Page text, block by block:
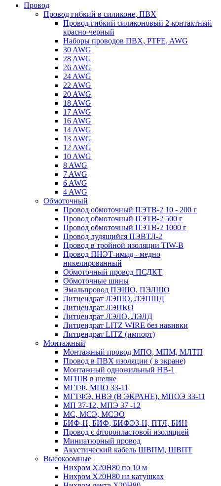
Провод
Провод гибкий в силиконе, ПВХ
Провод гибкий силиконовый 2-контактный
красно-черный
Наборы проводов ПВХ, PTFE, AWG
30 AWG
28 AWG
26 AWG
24 AWG
22 AWG
20 AWG
18 AWG
17 AWG
16 AWG
14 AWG
13 AWG
12 AWG
10 AWG
8 AWG
7 AWG
6 AWG
4 AWG
Обмоточный
Провод обмоточный ПЭТВ-2 10 - 200 г
Провод обмоточный ПЭТВ-2 500 г
Провод обмоточный ПЭТВ-2 1000 г
Провод лудящийся ПЭВТЛ-2
Провод в тройной изоляции TIW-B
Провод ПНЭТ-имид - медно
никелированный
Обмоточный провод ПСДКТ
Обмоточные шины
Эмальпровод ПЭШО, ПЭЛШО
Литцендрат ЛЭШО, ЛЭПШД
Литцендрат ЛЭПКО
Литцендрат ЛЭЛО, ЛЭЛД
Литцендрат LITZ WIRE без навивки
Литцендрат LITZ (импорт)
Монтажный
Монтажный провод МПО, МПМ, МЛТП
Провод в ПВХ изоляции ( в экране)
Монтажный одножильный HB-1
МГШВ в шелке
МГТФ, МПО 33-11
МГТФЭ, НВЭ (В ЭКРАНЕ), МПОЭ 33-11
МП 37-12, МПЭ 37 -12
МС, МСЭ, МСЭО
БИФ-Н, БИФ, БИФЭЗ-Н, ПТЛ, БИН
Провод с фторопластовой изоляцией
Миниатюрный провод
Акустический кабель ШВПМ, ШВПТ
Высокоомные
Нихром Х20Н80 по 10 м
Нихром Х20Н80 на катушках